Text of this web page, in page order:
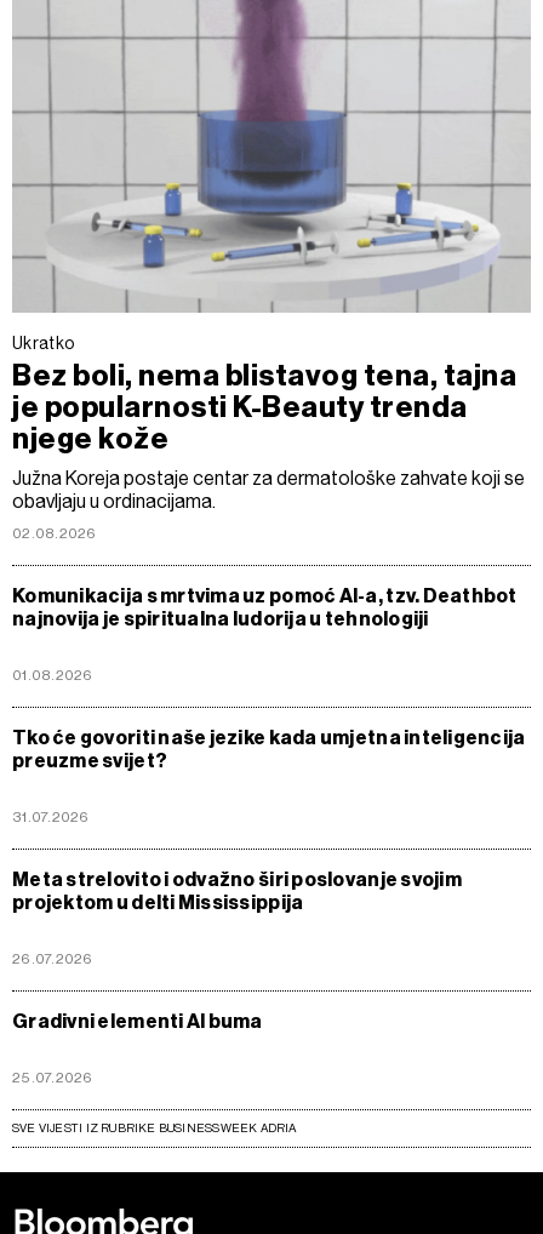
Ukratko
Bez boli, nema blistavog tena, tajna
je popularnosti K-Beauty trenda
njege kože
Južna Koreja postaje centar za dermatološke zahvate koji se
obavljaju u ordinacijama.
02.08.2026
Komunikacija s mrtvima uz pomoć AI-a, tzv. Deathbot
najnovija je spiritualna ludorija u tehnologiji
01.08.2026
Tko će govoriti naše jezike kada umjetna inteligencija
preuzme svijet?
31.07.2026
Meta strelovito i odvažno širi poslovanje svojim
projektom u delti Mississippija
26.07.2026
Gradivni elementi AI buma
25.07.2026
SVE VIJESTI IZ RUBRIKE BUSINESSWEEK ADRIA